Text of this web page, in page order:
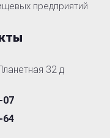
предприятий
32 д
07
64